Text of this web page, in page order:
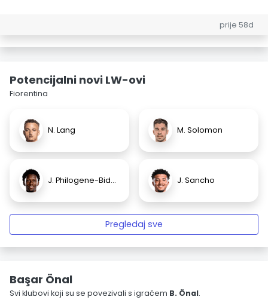
prije 58d
Potencijalni novi LW-ovi
Fiorentina
N. Lang M. Solomon
J. Philogene-Bidace J. Sancho
Pregledaj sve
Başar Önal
Svi klubovi koji su se povezivali s igračem B. Önal.